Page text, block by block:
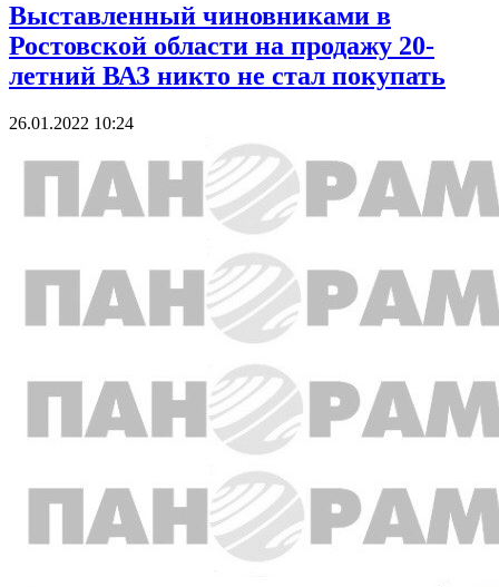
Выставленный чиновниками в
Ростовской области на продажу 20-
летний ВАЗ никто не стал покупать
26.01.2022 10:24